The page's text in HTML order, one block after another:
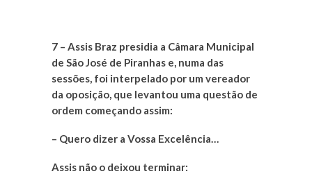
7 – Assis Braz presidia a Câmara Municipal
de São José de Piranhas e, numa das
sessões, foi interpelado por um vereador
da oposição, que levantou uma questão de
ordem começando assim:
– Quero dizer a Vossa Excelência…
Assis não o deixou terminar: